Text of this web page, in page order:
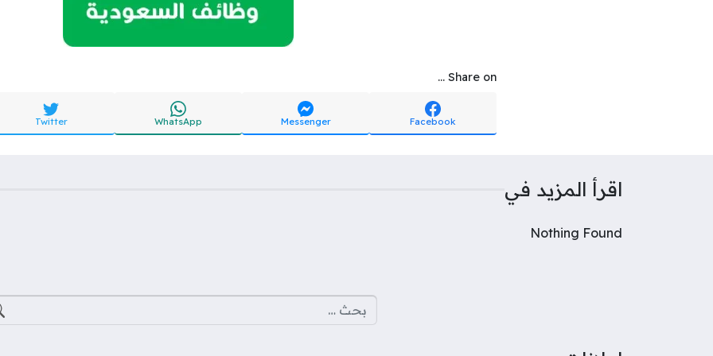
Share on ...
Facebook
Messenger
WhatsApp
Twitter
اقرأ المزيد في
Nothing Found
البحث عن: